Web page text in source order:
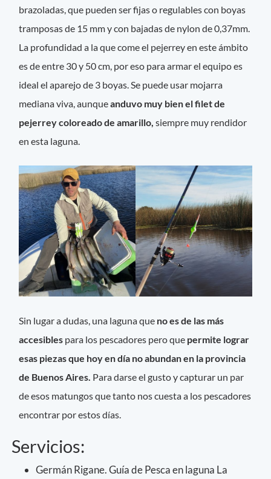
brazoladas, que pueden ser fijas o regulables con boyas
tramposas de 15 mm y con bajadas de nylon de 0,37mm.
La profundidad a la que come el pejerrey en este ámbito
es de entre 30 y 50 cm, por eso para armar el equipo es
ideal el aparejo de 3 boyas. Se puede usar mojarra
mediana viva, aunqueanduvo muy bien el filet de
pejerrey coloreado de amarillo,siempre muy rendidor
en esta laguna.
Sin lugar a dudas, una laguna que no es de las más
accesibles para los pescadores pero que permite lograr
esas piezas que hoy en día no abundan en la provincia
de Buenos Aires. Para darse el gusto y capturar un par
de esos matungos que tanto nos cuesta a los pescadores
encontrar por estos días.
Servicios:
Germán Rigane. Guía de Pesca en laguna La